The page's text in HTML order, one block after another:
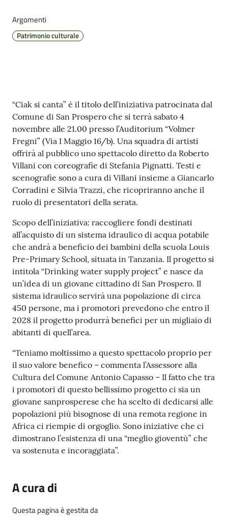
argomenti...
Argomenti
Patrimonio culturale
Contenuto
“Ciak si canta” è il titolo dell’iniziativa patrocinata dal
Comune di San Prospero che si terrà sabato 4
novembre alle 21.00 presso l’Auditorium “Volmer
Fregni” (Via I Maggio 16/b). Una squadra di artisti
offrirà al pubblico uno spettacolo diretto da Roberto
Villani con coreografie di Stefania Pignatti. Testi e
scenografie sono a cura di Villani insieme a Giancarlo
Corradini e Silvia Trazzi, che ricopriranno anche il
ruolo di presentatori della serata.
Scopo dell’iniziativa: raccogliere fondi destinati
all’acquisto di un sistema idraulico di acqua potabile
che andrà a beneficio dei bambini della scuola Louis
Pre-Primary School, situata in Tanzania. Il progetto si
intitola “Drinking water supply project” e nasce da
un’idea di un giovane cittadino di San Prospero. Il
sistema idraulico servirà una popolazione di circa
450 persone, ma i promotori prevedono che entro il
2028 il progetto produrrà benefici per un migliaio di
abitanti di quell’area.
“Teniamo moltissimo a questo spettacolo proprio per
il suo valore benefico – commenta l’Assessore alla
Cultura del Comune Antonio Capasso – Il fatto che tra
i promotori di questo bellissimo progetto ci sia un
giovane sanprosperese che ha scelto di dedicarsi alle
popolazioni più bisognose di una remota regione in
Africa ci riempie di orgoglio. Sono iniziative che ci
dimostrano l’esistenza di una “meglio gioventù” che
va sostenuta e incoraggiata”.
A cura di
Questa pagina è gestita da